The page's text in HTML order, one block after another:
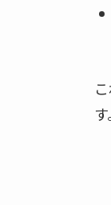
す